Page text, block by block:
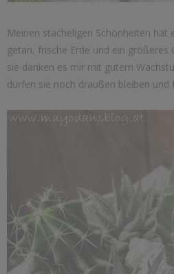
Meinen stacheligen Schönheiten hat
getan, frische Erde und ein
sie danken es mir mit gutem
dürfen sie noch draußen bleiben und